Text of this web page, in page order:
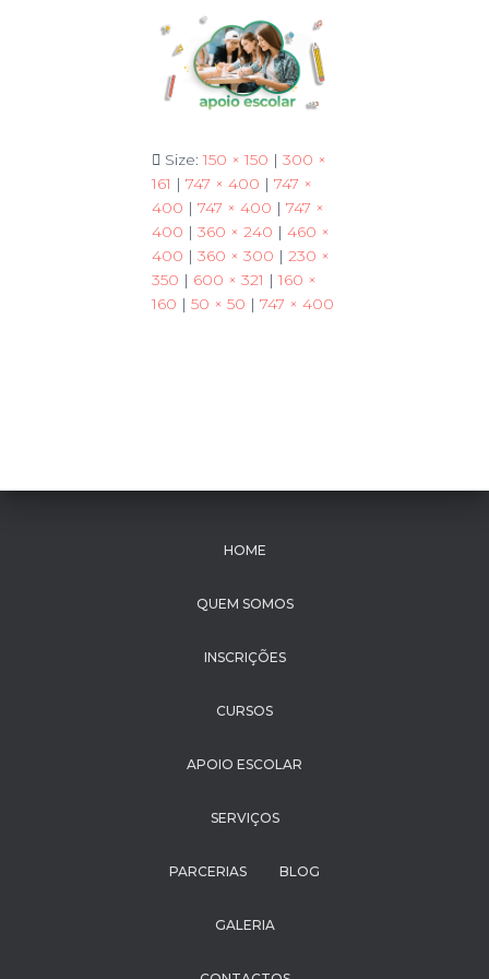
Size:150 × 150 | 300 ×
161 | 747 × 400 | 747 ×
400 | 747 × 400 | 747 ×
400 | 360 × 240 | 460 ×
400 | 360 × 300 | 230 ×
350 | 600 × 321 | 160 ×
160 | 50 × 50 | 747 × 400
HOME
QUEM SOMOS
INSCRIÇÕES
CURSOS
APOIO ESCOLAR
SERVIÇOS
PARCERIAS BLOG
GALERIA